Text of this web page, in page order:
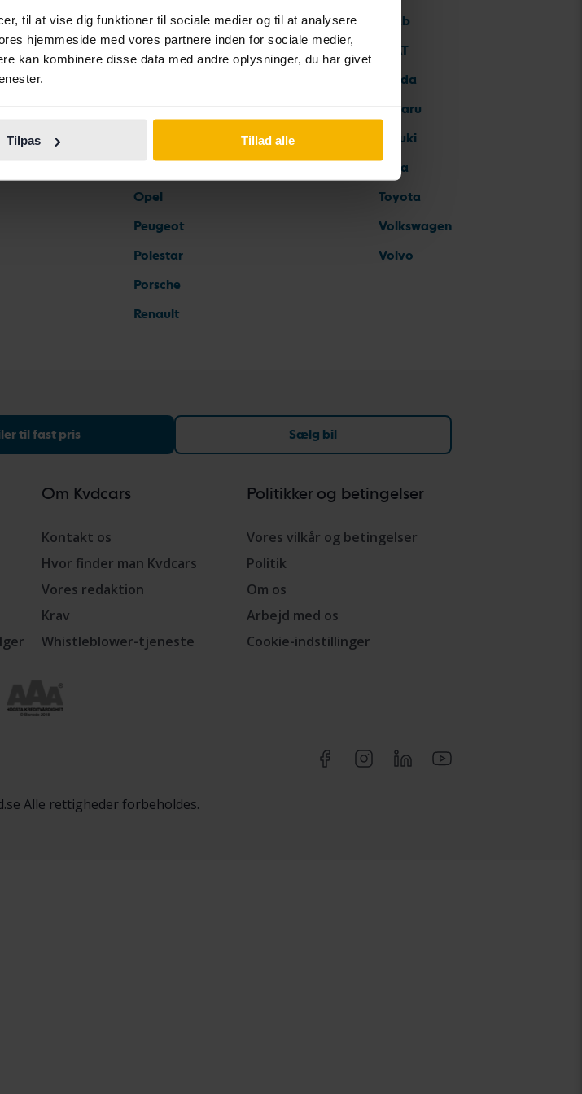
til at vise dig funktioner til sociale medier og til at analysere
hjemmeside med vores partnere inden for sociale medier,
kan kombinere disse data med andre oplysninger, du har givet
Tilpas Tillad alle
Mazda
Mercedes
Opel
Peugeot
Polestar
Porsche
Renault
Saab
SEAT
Skoda
Subaru
Suzuki
Tesla
Toyota
Volkswagen
Volvo
til fast pris Sælg bil
Om Kvdcars
Kontakt os
Hvor finder man Kvdcars
Vores redaktion
Krav
Whistleblower-tjeneste
Politikker og betingelser
Vores vilkår og betingelser
Politik
Om os
Arbejd med os
Cookie-indstillinger
Alle rettigheder forbeholdes.